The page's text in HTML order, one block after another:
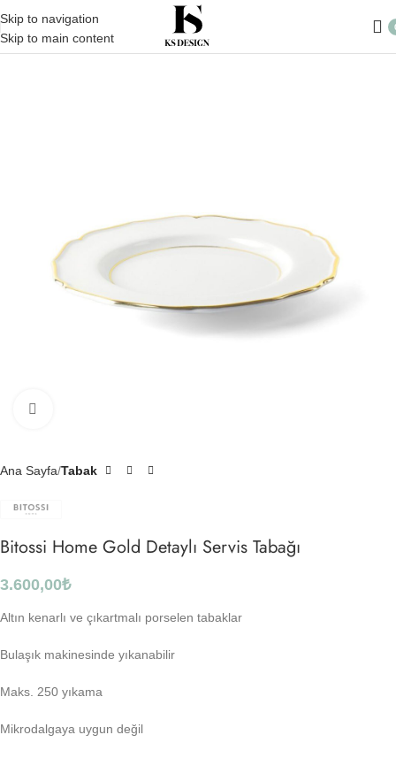
Skip to navigation
Skip to main content
Ana Sayfa Tabak
Bitossi Home Gold Detaylı Servis Tabağı
3.600,00₺
Altın kenarlı ve çıkartmalı porselen tabaklar
Bulaşık makinesinde yıkanabilir
Maks. 250 yıkama
Mikrodalgaya uygun değil